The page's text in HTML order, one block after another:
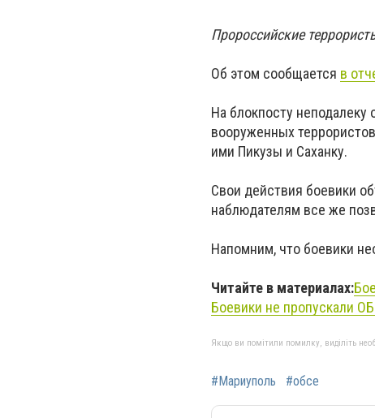
Пророссийские
Об этом сообщается в
На блокпосту неподалеку
вооруженных
ими Пикузы и Саханку.
Свои действия боевики
наблюдателям все же
Напомним, что боевики
Читайте в материалах:
Боевики не пропускали
Якщо ви помітили помилку, виділіть
#Мариуполь #обсе